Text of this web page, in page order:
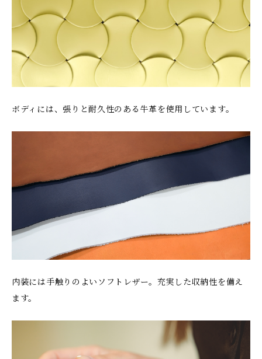
ボディには、張りと耐久性のある牛革を使用しています。
内装には手触りのよいソフトレザー。充実した収納性を備え
ます。